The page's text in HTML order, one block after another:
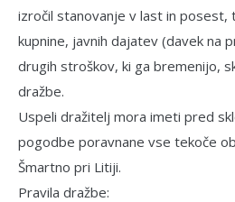
izročil stanovanje v last in posest,
kupnine, javnih dajatev (davek na
drugih stroškov, ki ga bremenijo,
dražbe.
Uspeli dražitelj mora imeti pred
pogodbe poravnane vse tekoče
Šmartno pri Litiji.
Pravila dražbe: